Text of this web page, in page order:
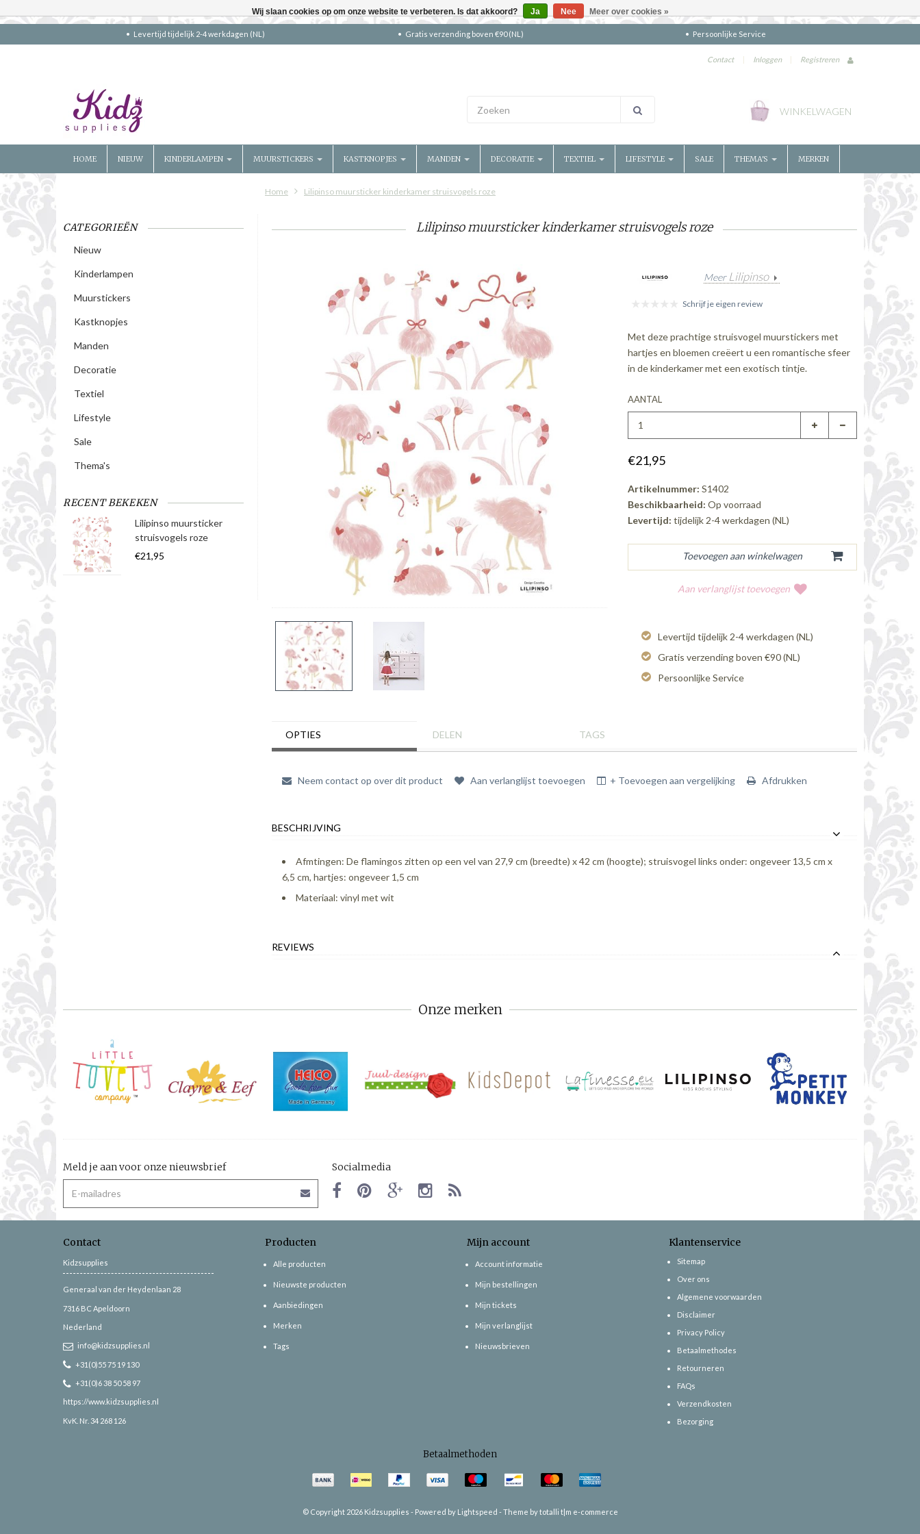
Levertijd tijdelijk 2-4 werkdagen (NL) Gratis verzending boven €90 (NL) Persoonlijke Service
Contact | Inloggen | Registreren
WINKELWAGEN
HOME NIEUW KINDERLAMPEN MUURSTICKERS KASTKNOPJES MANDEN DECORATIE TEXTIEL LIFESTYLE SALE THEMA'S MERKEN
Home Lilipinso muursticker kinderkamer struisvogels roze
CATEGORIEËN
Nieuw
Kinderlampen
Muurstickers
Kastknopjes
Manden
Decoratie
Textiel
Lifestyle
Sale
Thema's
RECENT BEKEKEN
Lilipinso muursticker
struisvogels roze
€21,95
Lilipinso muursticker kinderkamer struisvogels roze
Meer Lilipinso
Schrijf je eigen review
Met deze prachtige struisvogel muurstickers met
hartjes en bloemen creëert u een romantische sfeer
in de kinderkamer met een exotisch tintje.
AANTAL
€21,95
Artikelnummer: S1402
Beschikbaarheid: Op voorraad
Levertijd: tijdelijk 2-4 werkdagen (NL)
Aan verlanglijst toevoegen
Levertijd tijdelijk 2-4 werkdagen (NL)
Gratis verzending boven €90 (NL)
Persoonlijke Service
OPTIES DELEN TAGS
Neem contact op over dit product Aan verlanglijst toevoegen + Toevoegen aan vergelijking Afdrukken
BESCHRIJVING
Afmtingen: De flamingos zitten op een vel van 27,9 cm (breedte) x 42 cm (hoogte); struisvogel links onder: ongeveer 13,5 cm x
6,5 cm, hartjes: ongeveer 1,5 cm
Materiaal: vinyl met wit
REVIEWS
Onze merken
Meld je aan voor onze nieuwsbrief Socialmedia
Contact
Kidzsupplies
Generaal van der Heydenlaan 28
7316 BC Apeldoorn
Nederland
info@kidzsupplies.nl
+31(0)55 75 19 130
+31(0)6 38 50 58 97
https://www.kidzsupplies.nl
KvK. Nr. 34 268 126
Producten
Alle producten
Nieuwste producten
Aanbiedingen
Merken
Tags
Mijn account
Account informatie
Mijn bestellingen
Mijn tickets
Mijn verlanglijst
Nieuwsbrieven
Klantenservice
Sitemap
Over ons
Algemene voorwaarden
Disclaimer
Privacy Policy
Betaalmethodes
Retourneren
FAQs
Verzendkosten
Bezorging
Betaalmethoden
© Copyright 2026 Kidzsupplies - Powered by Lightspeed -Theme by totalli t|m e-commerce
Wij slaan cookies op om onze website te verbeteren. Is dat akkoord? Ja Nee Meer over cookies »